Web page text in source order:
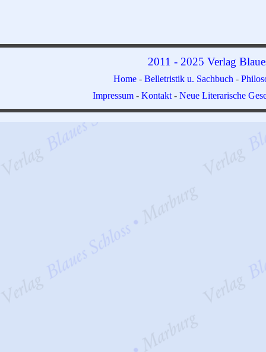
2011 - 2025 Verlag
Home - Belletristik u. Sachbuch -
Impressum - Kontakt - Neue Literarische